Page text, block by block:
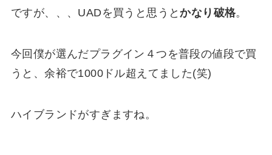
ですが、、、UADを買うと思うとかなり破格。
今回僕が選んだプラグイン４つを普段の値段で買
うと、余裕で1000ドル超えてました(笑)
ハイブランドがすぎますね。